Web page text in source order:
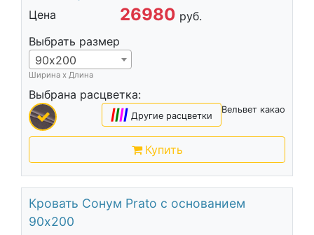
Цена 26980 руб.
Выбрать размер
90х200
Ширина х Длина
Выбрана расцветка:
Вельвет какао
|||| Другие расцветки
Купить
Кровать Сонум Prato с основанием
90х200